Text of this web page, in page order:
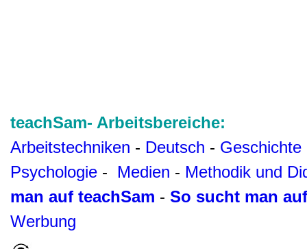
teachSam- Arbeitsbereiche:
Arbeitstechniken - Deutsch - Geschichte
Psychologie - Medien - Methodik und
man auf teachSam - So sucht man
Werbung